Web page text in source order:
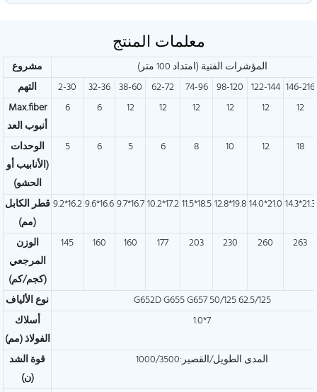
معلمات المنتج
مشروع
المؤشرات الفنية (امتداد 100 متر)
التهم
2-30 32-36 38-60 62-72 74-96 98-120 122-144 146-216
Max.fiber
أنبوب العد
6 6 12 12 12 12 12 12
الوحدات
(الأنابيب أو
الحشو)
5 6 5 6 8 10 12 18
قطر الكابل
(مم)
9.2*16.29.6*16.69.7*16.710.2*17.211.5*18.512.8*19.814.0*21.0 14.3*21.3
الوزن
المرجعي
(كجم/كم)
145 160 160 177 203 230 260 263
نوع الألياف
G652D G655 G657 50/125 62.5/125
أسلاك
الفولاذ (مم)
1.0*7
قوة الشد
(ن)
المدى الطويل/القصير:1000/3500